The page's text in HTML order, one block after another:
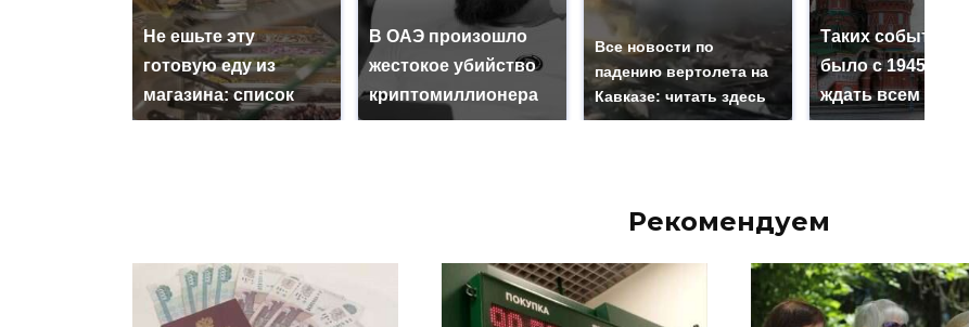
Не ешьте эту
готовую еду из
магазина: список
В ОАЭ произошло
жестокое убийство
криптомиллионера
Все новости по
падению вертолета на
Кавказе: читать здесь
Таких событий не
было с 1945: чего
ждать всем нам?
Рекомендуем